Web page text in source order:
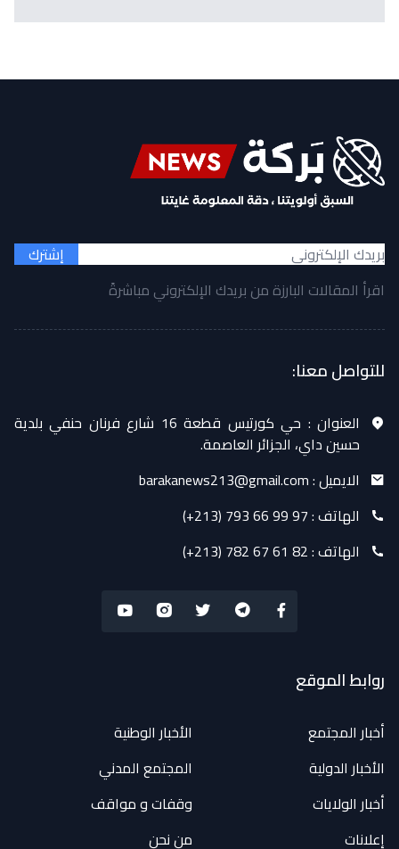
إشترك
اقرأ المقالات البارزة من بريدك الإلكتروني مباشرةً
للتواصل معنا:
العنوان :
حي كورتيس قطعة 16 شارع فرنان حنفي بلدية
حسين داي، الجزائر العاصمة.
الايميل :barakanews213@gmail.com
الهاتف :(+213) 793 66 99 97
الهاتف :(+213) 782 67 61 82
روابط الموقع
أخبار المجتمع
الأخبار الوطنية
الأخبار الدولية
المجتمع المدني
أخبار الولايات
وقفات و مواقف
إعلانات
من نحن